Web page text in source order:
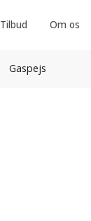
Tilbud Om os
Gaspejs